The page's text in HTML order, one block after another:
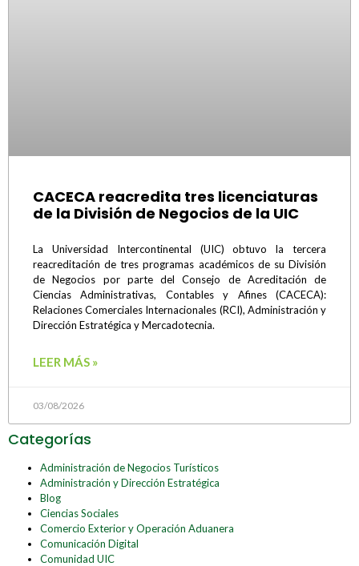
CACECA reacredita tres licenciaturas
de la División de Negocios de la UIC
La Universidad Intercontinental (UIC) obtuvo la tercera
reacreditación de tres programas académicos de su División
de Negocios por parte del Consejo de Acreditación de
Ciencias Administrativas, Contables y Afines (CACECA):
Relaciones Comerciales Internacionales (RCI), Administración y
Dirección Estratégica y Mercadotecnia.
LEER MÁS »
03/08/2026
Categorías
Administración de Negocios Turísticos
Administración y Dirección Estratégica
Blog
Ciencias Sociales
Comercio Exterior y Operación Aduanera
Comunicación Digital
Comunidad UIC